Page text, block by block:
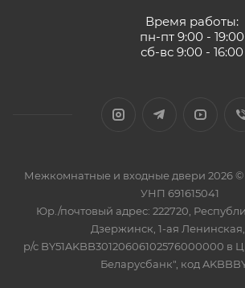
Время работы:
пн-пт 9:00 - 19:00
сб-вс 9:00 - 16:00
Межкомнатные и входные двери 2026
УНП 691615041
Юр./почтовый адрес: 222720,
Дзержинск, 1-ая
р/с BY51AKBB30120606102576000000
Беларусбанк", код